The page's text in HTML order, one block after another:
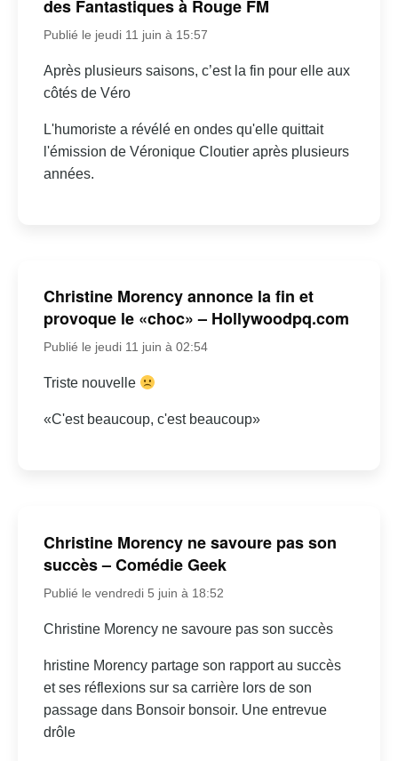
des Fantastiques à Rouge FM
Publié le jeudi 11 juin à 15:57
Après plusieurs saisons, c’est la fin pour elle aux
côtés de Véro
L'humoriste a révélé en ondes qu'elle quittait
l'émission de Véronique Cloutier après plusieurs
années.
Christine Morency annonce la fin et
provoque le «choc» – Hollywoodpq.com
Publié le jeudi 11 juin à 02:54
Triste nouvelle
«C'est beaucoup, c'est beaucoup»
Christine Morency ne savoure pas son
succès – Comédie Geek
Publié le vendredi 5 juin à 18:52
Christine Morency ne savoure pas son succès
hristine Morency partage son rapport au succès
et ses réflexions sur sa carrière lors de son
passage dans Bonsoir bonsoir. Une entrevue
drôle